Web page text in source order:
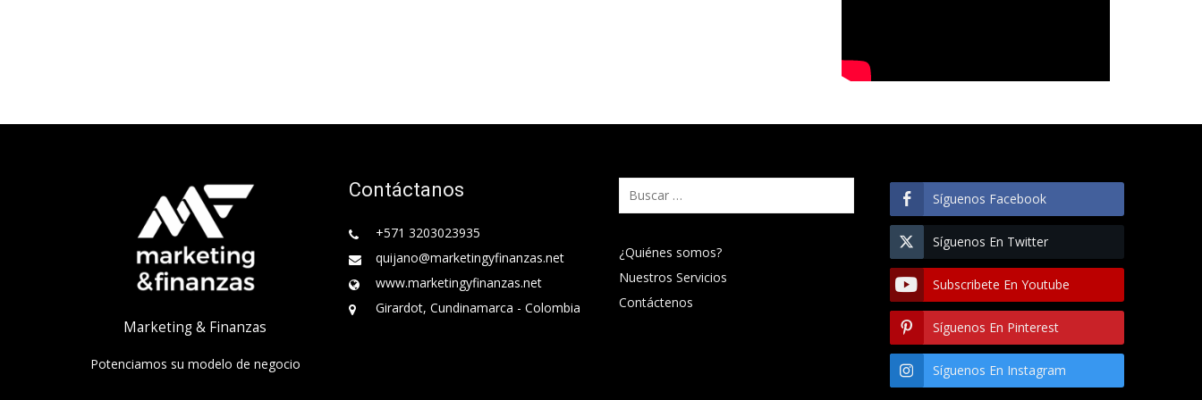
Marketing & Finanzas
Potenciamos su modelo de negocio
Contáctanos
+571 3203023935
quijano@marketingyfinanzas.net
www.marketingyfinanzas.net
Girardot, Cundinamarca - Colombia
Buscar:
¿Quiénes somos?
Nuestros Servicios
Contáctenos
Síguenos Facebook
Síguenos En Twitter
Subscribete En Youtube
Síguenos En Pinterest
Síguenos En Instagram